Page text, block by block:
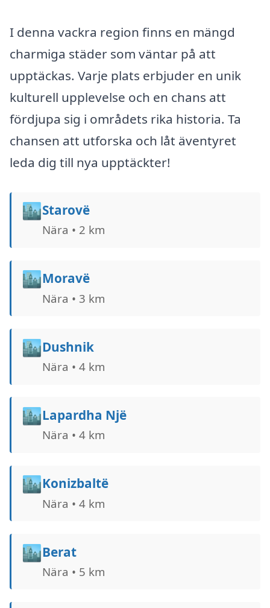
I denna vackra region finns en mängd
charmiga städer som väntar på att
upptäckas. Varje plats erbjuder en unik
kulturell upplevelse och en chans att
fördjupa sig i områdets rika historia. Ta
chansen att utforska och låt äventyret
leda dig till nya upptäckter!
🏙️Starovë
Nära • 2 km
🏙️Moravë
Nära • 3 km
🏙️Dushnik
Nära • 4 km
🏙️Lapardha Një
Nära • 4 km
🏙️Konizbaltë
Nära • 4 km
🏙️Berat
Nära • 5 km